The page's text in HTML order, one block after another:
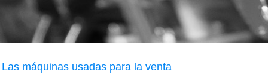
Las máquinas usadas para la venta